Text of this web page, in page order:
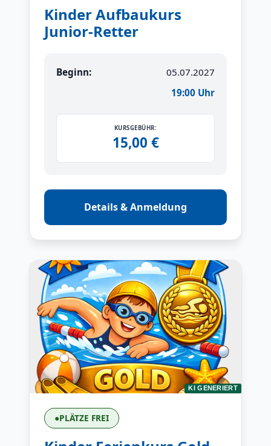
Kinder Aufbaukurs
Junior-Retter
Beginn:
05.07.2027
19:00 Uhr
KURSGEBÜHR:
15,00 €
Details & Anmeldung
KI GENERIERT
●PLÄTZE FREI